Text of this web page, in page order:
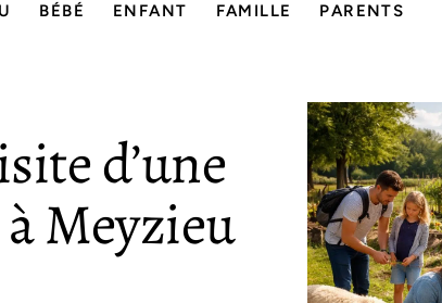
BÉBÉ ENFANT FAMILLE PARENTS
d’une
Meyzieu